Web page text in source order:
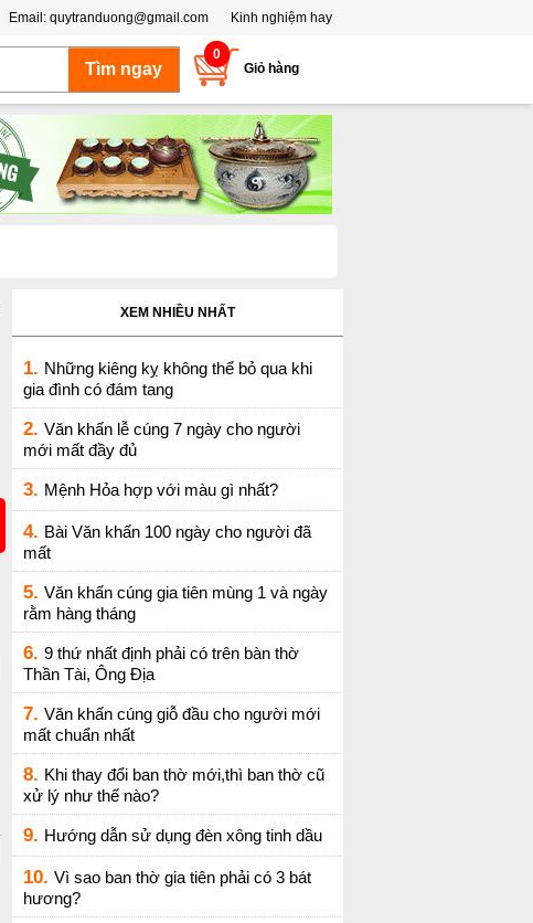
Email: quytranduong@gmail.com Kinh nghiệm hay
0
Giỏ hàng
XEM NHIỀU NHẤT
1. Những kiêng kỵ không thể bỏ qua khi
gia đình có đám tang
2. Văn khấn lễ cúng 7 ngày cho người
mới mất đầy đủ
3. Mệnh Hỏa hợp với màu gì nhất?
4. Bài Văn khấn 100 ngày cho người đã
mất
5. Văn khấn cúng gia tiên mùng 1 và ngày
rằm hàng tháng
6. 9 thứ nhất định phải có trên bàn thờ
Thần Tài, Ông Địa
7. Văn khấn cúng giỗ đầu cho người mới
mất chuẩn nhất
8. Khi thay đổi ban thờ mới,thì ban thờ cũ
xử lý như thế nào?
9. Hướng dẫn sử dụng đèn xông tinh dầu
10. Vì sao ban thờ gia tiên phải có 3 bát
hương?